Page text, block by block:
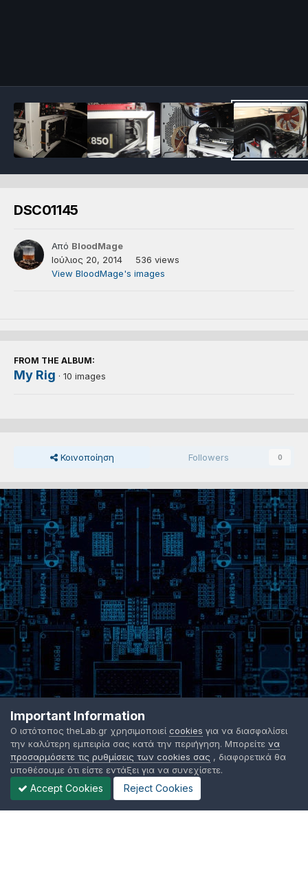
DSC01145
Από BloodMage
Ιούλιος 20, 2014
536 views
View BloodMage's images
FROM THE ALBUM:
My Rig · 10 images
Κοινοποίηση Followers 0
Important Information
Ο ιστότοπος theLab.gr χρησιμοποιεί cookies για να διασφαλίσει
την καλύτερη εμπειρία σας κατά την περιήγηση. Μπορείτε να
προσαρμόσετε τις ρυθμίσεις των cookies σας , διαφορετικά θα
υποθέσουμε ότι είστε εντάξει για να συνεχίσετε.
Accept Cookies Reject Cookies